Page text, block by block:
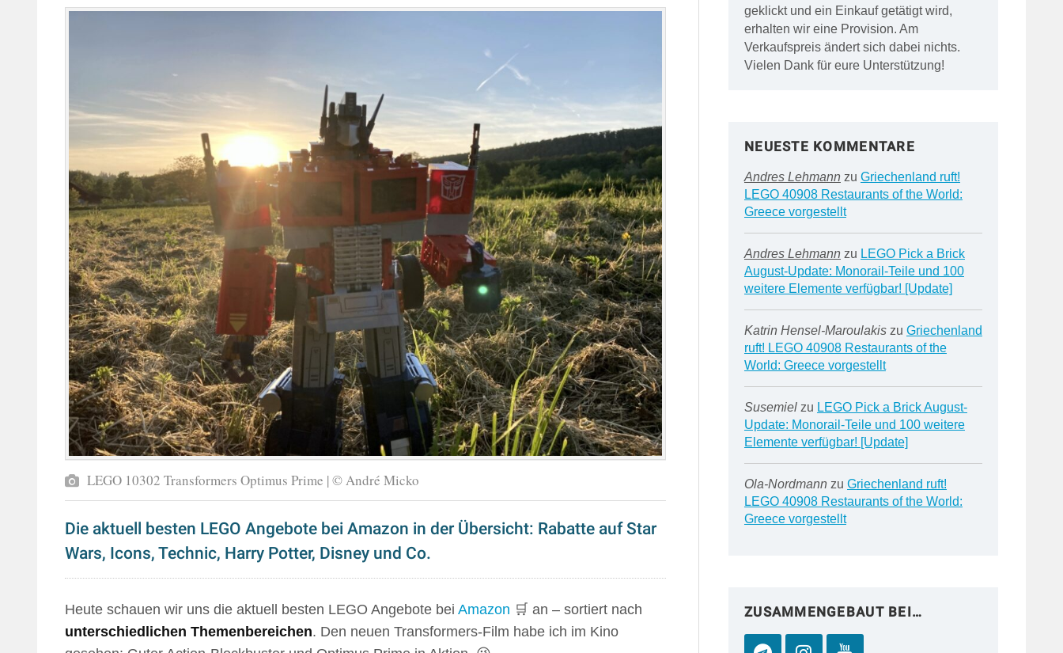
LEGO 10302 Transformers Optimus Prime | © André Micko
Die aktuell besten LEGO Angebote bei Amazon in der Übersicht: Rabatte auf Star
Wars, Icons, Technic, Harry Potter, Disney und Co.
Heute schauen wir uns die aktuell besten LEGO Angebote bei Amazon 🛒 an – sortiert nach
unterschiedlichen Themenbereichen. Den neuen Transformers-Film habe ich im Kino
geklickt und ein Einkauf getätigt wird,
erhalten wir eine Provision. Am
Verkaufspreis ändert sich dabei nichts.
Vielen Dank für eure Unterstützung!
NEUESTE KOMMENTARE
Andres Lehmannzu Griechenland ruft!
LEGO 40908 Restaurants of the World:
Greece vorgestellt
Andres Lehmannzu LEGO Pick a Brick
August-Update: Monorail-Teile und 100
weitere Elemente verfügbar! [Update]
Katrin Hensel-Maroulakiszu Griechenland
ruft! LEGO 40908 Restaurants of the
World: Greece vorgestellt
Susemielzu LEGO Pick a Brick August-
Update: Monorail-Teile und 100 weitere
Elemente verfügbar! [Update]
Ola-Nordmannzu Griechenland ruft!
LEGO 40908 Restaurants of the World:
Greece vorgestellt
ZUSAMMENGEBAUT BEI…